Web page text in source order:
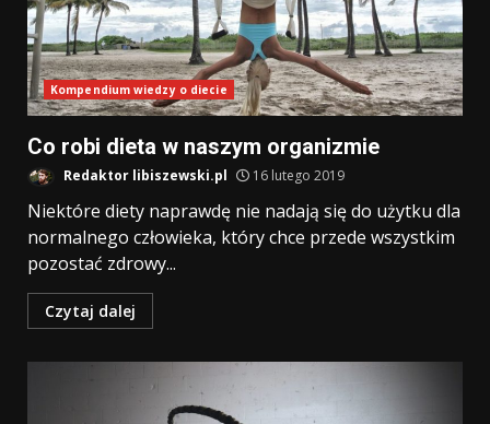
Kompendium wiedzy o diecie
Co robi dieta w naszym organizmie
Redaktor libiszewski.pl 16 lutego 2019
Niektóre diety naprawdę nie nadają się do użytku dla
normalnego człowieka, który chce przede wszystkim
pozostać zdrowy...
Czytaj dalej